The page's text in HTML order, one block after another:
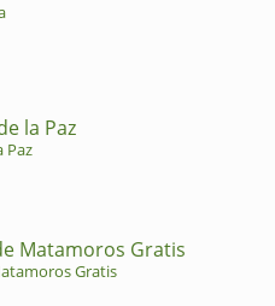
la Paz
Paz
Matamoros Gratis
Gratis